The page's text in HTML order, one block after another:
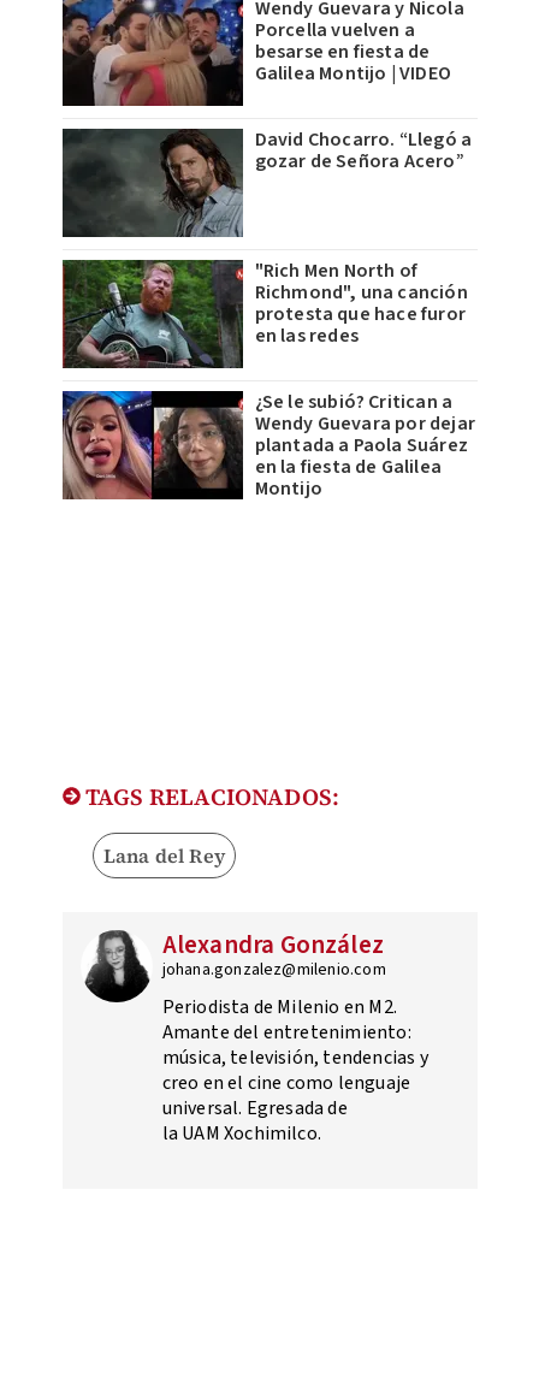
Wendy Guevara y Nicola
Porcella vuelven a
besarse en fiesta de
Galilea Montijo | VIDEO
David Chocarro. “Llegó a
gozar de Señora Acero”
"Rich Men North of
Richmond", una canción
protesta que hace furor
en las redes
¿Se le subió? Critican a
Wendy Guevara por dejar
plantada a Paola Suárez
en la fiesta de Galilea
Montijo
TAGS RELACIONADOS:
Lana del Rey
Alexandra González
johana.gonzalez@milenio.com
Periodista de Milenio en M2.
Amante del entretenimiento:
música, televisión, tendencias y
creo en el cine como lenguaje
universal. Egresada de
la UAM Xochimilco.